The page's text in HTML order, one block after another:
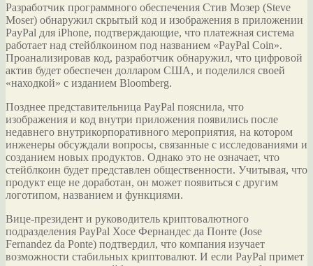
Разработчик программного обеспечения Стив Мозер (Steve
Moser) обнаружил скрытый код и изображения в приложении
PayPal для iPhone, подтверждающие, что платежная система
работает над стейблкоином под названием «PayPal Coin».
Проанализировав код, разработчик обнаружил, что цифровой
актив будет обеспечен долларом США, и поделился своей
«находкой» с изданием Bloomberg.
Позднее представительница PayPal пояснила, что
изображения и код внутри приложения появились после
недавнего внутрикорпоративного мероприятия, на котором
инженеры обсуждали вопросы, связанные с исследованиями и
созданием новых продуктов. Однако это не означает, что
стейблкоин будет представлен общественности. Учитывая, что
продукт еще не доработан, он может появиться с другим
логотипом, названием и функциями.
Вице-президент и руководитель криптовалютного
подразделения PayPal Хосе Фернандес да Понте (Jose
Fernandez da Ponte) подтвердил, что компания изучает
возможности стабильных криптовалют. И если PayPal примет